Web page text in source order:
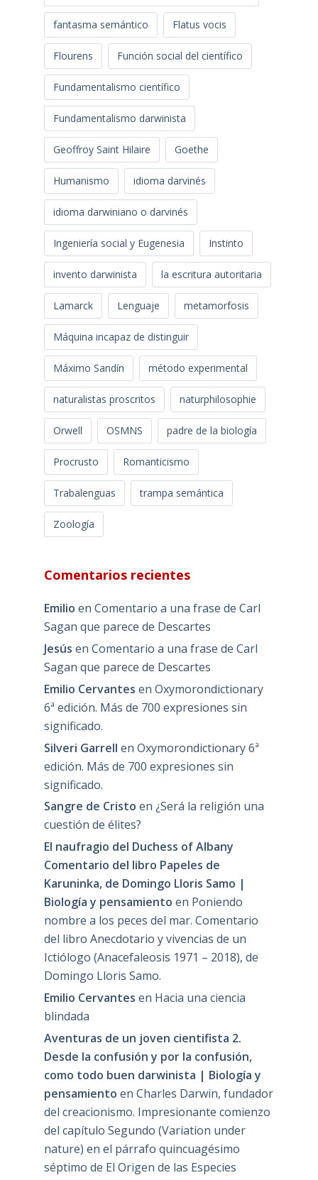
fantasma semántico Flatus vocis
Flourens Función social del científico
Fundamentalismo científico
Fundamentalismo darwinista
Geoffroy Saint Hilaire Goethe
Humanismo idioma darvinés
idioma darwiniano o darvinés
Ingeniería social y Eugenesia Instinto
invento darwinista la escritura autoritaria
Lamarck Lenguaje metamorfosis
Máquina incapaz de distinguir
Máximo Sandín método experimental
naturalistas proscritos naturphilosophie
Orwell OSMNS padre de la biología
Procrusto Romanticismo
Trabalenguas trampa semántica
Zoología
Comentarios recientes
Emilio en Comentario a una frase de Carl
Sagan que parece de Descartes
Jesús en Comentario a una frase de Carl
Sagan que parece de Descartes
Emilio Cervantes en Oxymorondictionary
6ª edición. Más de 700 expresiones sin
significado.
Silveri Garrell en Oxymorondictionary 6ª
edición. Más de 700 expresiones sin
significado.
Sangre de Cristo en ¿Será la religión una
cuestión de élites?
El naufragio del Duchess of Albany
Comentario del libro Papeles de
Karuninka, de Domingo Lloris Samo |
Biología y pensamiento en Poniendo
nombre a los peces del mar. Comentario
del libro Anecdotario y vivencias de un
Ictiólogo (Anacefaleosis 1971 – 2018), de
Domingo Lloris Samo.
Emilio Cervantes en Hacia una ciencia
blindada
Aventuras de un joven cientifista 2.
Desde la confusión y por la confusión,
como todo buen darwinista | Biología y
pensamiento en Charles Darwin, fundador
del creacionismo. Impresionante comienzo
del capítulo Segundo (Variation under
nature) en el párrafo quincuagésimo
séptimo de El Origen de las Especies